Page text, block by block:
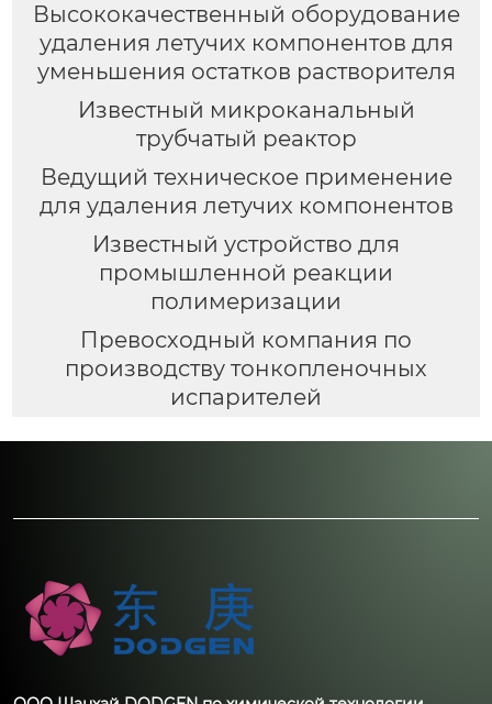
Высококачественный оборудование
удаления летучих компонентов для
уменьшения остатков растворителя
Известный микроканальный
трубчатый реактор
Ведущий техническое применение
для удаления летучих компонентов
Известный устройство для
промышленной реакции
полимеризации
Превосходный компания по
производству тонкопленочных
испарителей